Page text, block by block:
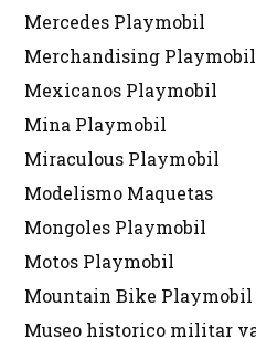
Mercedes Playmobil
Merchandising Playmobil
Mexicanos Playmobil
Mina Playmobil
Miraculous Playmobil
Modelismo Maquetas
Mongoles Playmobil
Motos Playmobil
Mountain Bike Playmobil
Museo historico militar